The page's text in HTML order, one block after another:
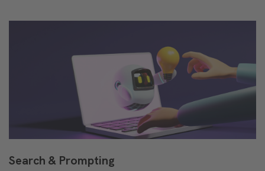
Search & Prompting